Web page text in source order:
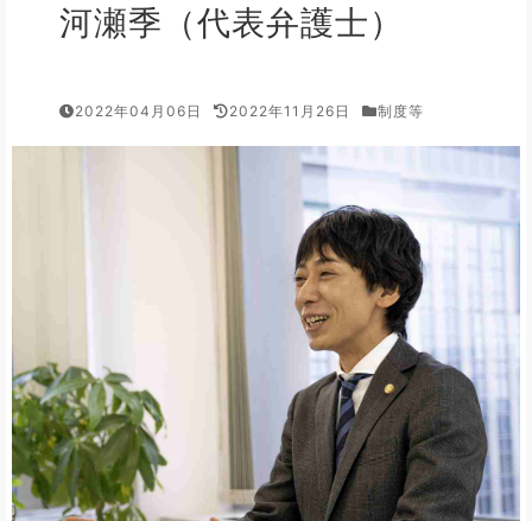
河瀬季（代表弁護士）
2022年04月06日 2022年11月26日 制度等